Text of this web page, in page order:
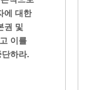
에 대한
권 및
이를
하라.